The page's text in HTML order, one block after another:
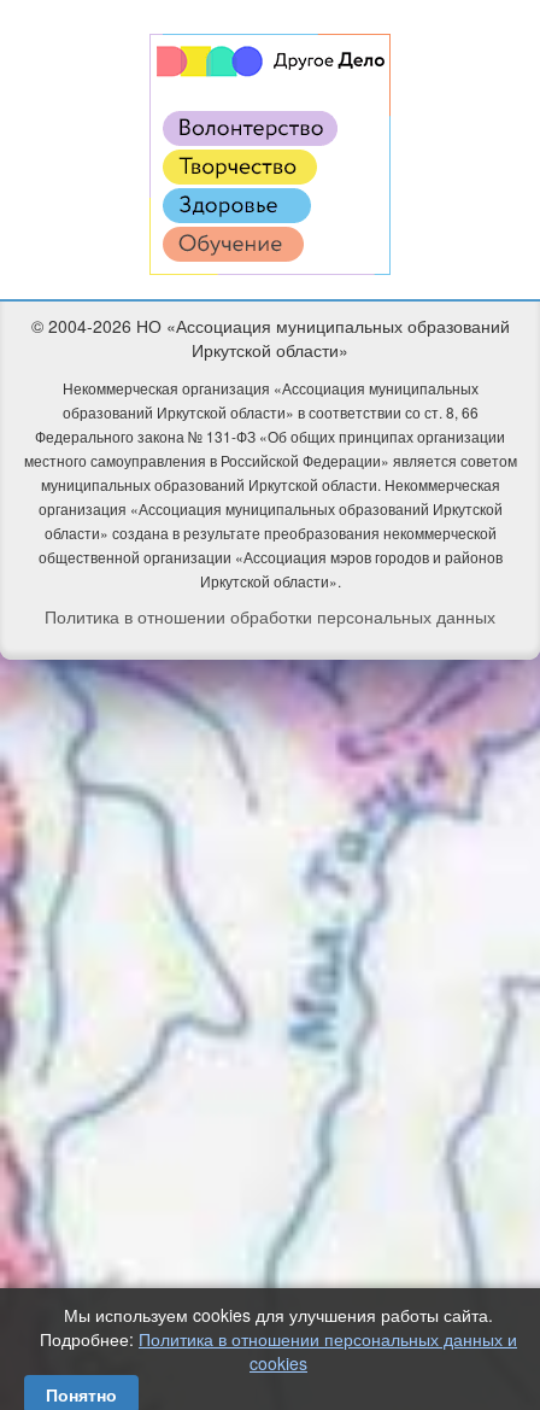
© 2004-2026 НО «Ассоциация муниципальных образований
Иркутской области»
Некоммерческая организация «Ассоциация муниципальных
образований Иркутской области» в соответствии со ст. 8, 66
Федерального закона № 131-ФЗ «Об общих принципах организации
местного самоуправления в Российской Федерации» является советом
муниципальных образований Иркутской области. Некоммерческая
организация «Ассоциация муниципальных образований Иркутской
области» создана в результате преобразования некоммерческой
общественной организации «Ассоциация мэров городов и районов
Иркутской области».
Политика в отношении обработки персональных данных
Мы используем cookies для улучшения работы сайта.
Подробнее: Политика в отношении персональных данных и
cookies
Понятно